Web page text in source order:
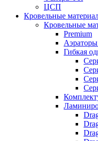
ЦСП
Кровельные
Кровельные
Premium
Гибкая